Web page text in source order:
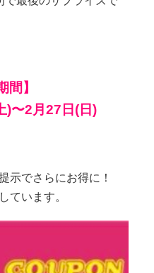
間】
)〜2月27日(日)
示でさらにお得に！
ています。